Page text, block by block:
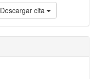
Descargar cita